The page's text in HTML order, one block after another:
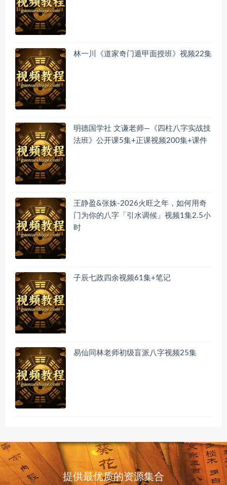
林一川《道家奇门遁甲面授班》视频22集
明德国学社 文谦老师—《四柱八字实战技
法班》公开课5集+正课视频200集+课件
王静盈&张姝-2026火旺之年，如何用奇
门为你的八字「引水调候」视频1集2.5小
时
子辰七政四余视频61集+笔记
易仙同林老师初级盲派八字视频25集
提供最优质的资源集合